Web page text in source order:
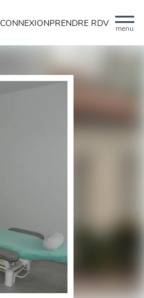
menu
CONNEXIONPRENDRE RDV